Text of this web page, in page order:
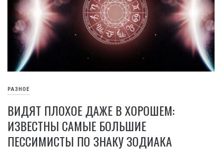
РАЗНОЕ
ВИДЯТ ПЛОХОЕ ДАЖЕ В ХОРОШЕМ:
ИЗВЕСТНЫ САМЫЕ БОЛЬШИЕ
ПЕССИМИСТЫ ПО ЗНАКУ ЗОДИАКА